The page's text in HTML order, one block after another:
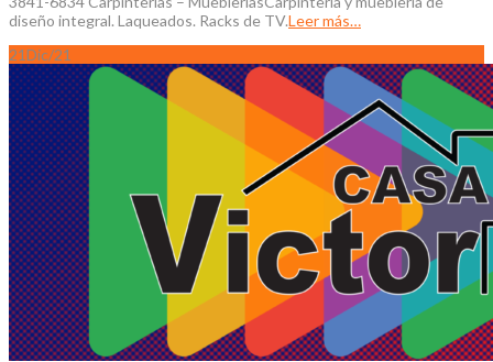
diseño integral. Laqueados. Racks de TV.Leer más…
21Dic/21